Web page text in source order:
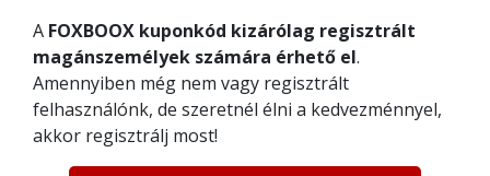
A FOXBOOX kuponkód kizárólag regisztrált
magánszemélyek számára érhető el.
Amennyiben még nem vagy regisztrált
felhasználónk, de szeretnél élni a kedvezménnyel,
akkor regisztrálj most!